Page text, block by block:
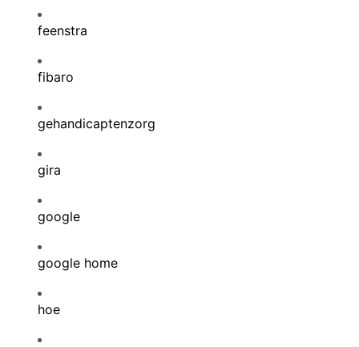
feenstra
fibaro
gehandicaptenzorg
gira
google
google home
hoe